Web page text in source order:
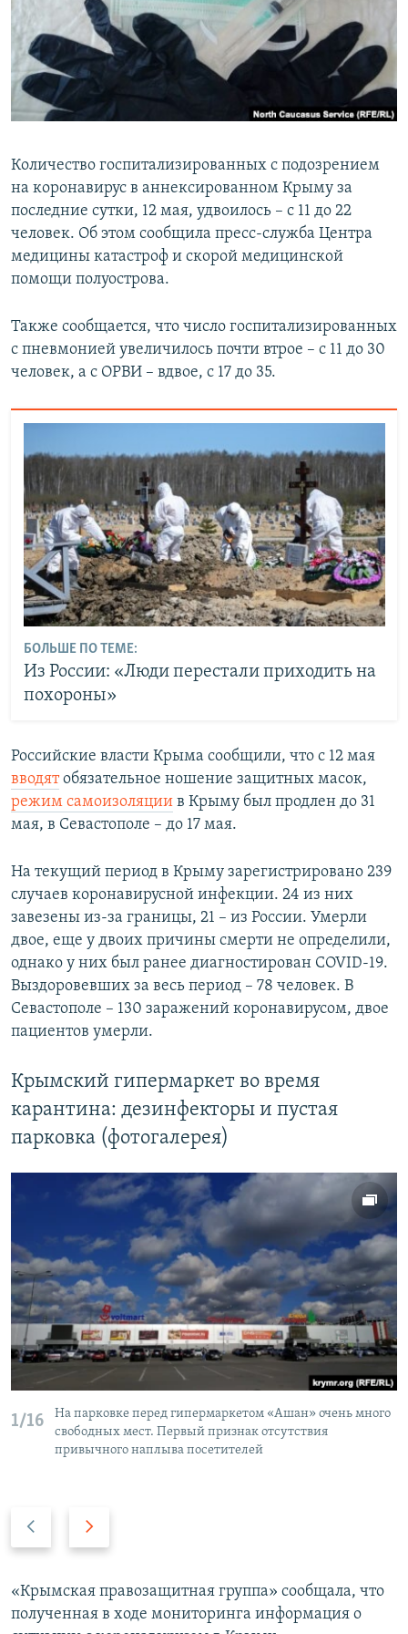
ПОБЕДИТЕЛЕЙ НЕ СУДЯТ?
КРЫМ.НЕПОКОРЕННЫЙ
ELIFBE
УКРАИНСКАЯ ПРОБЛЕМА КРЫМА
ПРИСОЕДИНЯЙТЕСЬ!
Количество госпитализированных с подозрением
на коронавирус в аннексированном Крыму за
последние сутки, 12 мая, удвоилось – с 11 до 22
человек. Об этом сообщила пресс-служба Центра
медицины катастроф и скорой медицинской
помощи полуострова.
Также сообщается, что число госпитализированных
с пневмонией увеличилось почти втрое – с 11 до 30
человек, а с ОРВИ – вдвое, с 17 до 35.
БОЛЬШЕ ПО ТЕМЕ:
Из России: «Люди перестали приходить на
похороны»
Российские власти Крыма сообщили, что с 12 мая
вводятобязательное ношение защитных масок,
режим самоизоляции в Крыму был продлен до 31
мая, в Севастополе – до 17 мая.
На текущий период в Крыму зарегистрировано 239
случаев коронавирусной инфекции. 24 из них
завезены из-за границы, 21 – из России. Умерли
двое, еще у двоих причины смерти не определили,
однако у них был ранее диагностирован COVID-19.
Выздоровевших за весь период – 78 человек. В
Севастополе – 130 заражений коронавирусом, двое
пациентов умерли.
Крымский гипермаркет во время
карантина: дезинфекторы и пустая
парковка (фотогалерея)
1/16
На парковке перед гипермаркетом «Ашан» очень много
свободных мест. Первый признак отсутствия
привычного наплыва посетителей
д
ы
д
у
«Крымская правозащитная группа» сообщала, что
полученная в ходе мониторинга информация о